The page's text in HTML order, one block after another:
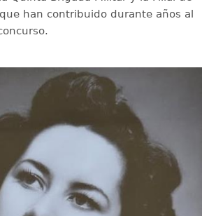
han contribuido durante años al